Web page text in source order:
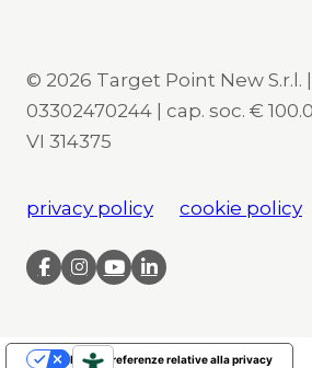
© 2026 Target Point New S.r.l.
03302470244 | cap. soc. €
VI 314375
privacy policy cookie policy
Le tue preferenze relative alla privacy